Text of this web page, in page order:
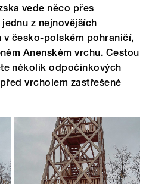
vede něco přes
z nejnovějších
v česko-polském pohraničí,
Anenském vrchu. Cestou
několik odpočinkových
vrcholem zastřešené